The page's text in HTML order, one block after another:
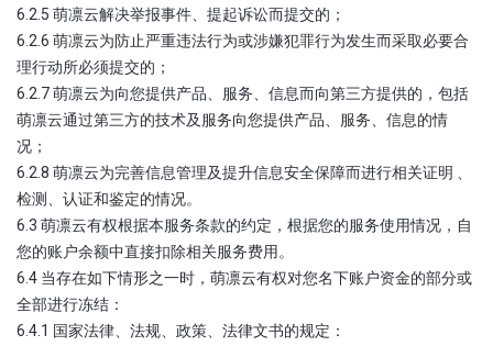
6.2.5 萌凛云解决举报事件、提起诉讼而提交的；
6.2.6 萌凛云为防止严重违法行为或涉嫌犯罪行为发生而采取必要合
理行动所必须提交的；
6.2.7 萌凛云为向您提供产品、服务、信息而向第三方提供的，包括
萌凛云通过第三方的技术及服务向您提供产品、服务、信息的情
况；
6.2.8 萌凛云为完善信息管理及提升信息安全保障而进行相关证明 、
检测、认证和鉴定的情况。
6.3 萌凛云有权根据本服务条款的约定，根据您的服务使用情况，自
您的账户余额中直接扣除相关服务费用。
6.4 当存在如下情形之一时，萌凛云有权对您名下账户资金的部分或
全部进行冻结：
6.4.1 国家法律、法规、政策、法律文书的规定：